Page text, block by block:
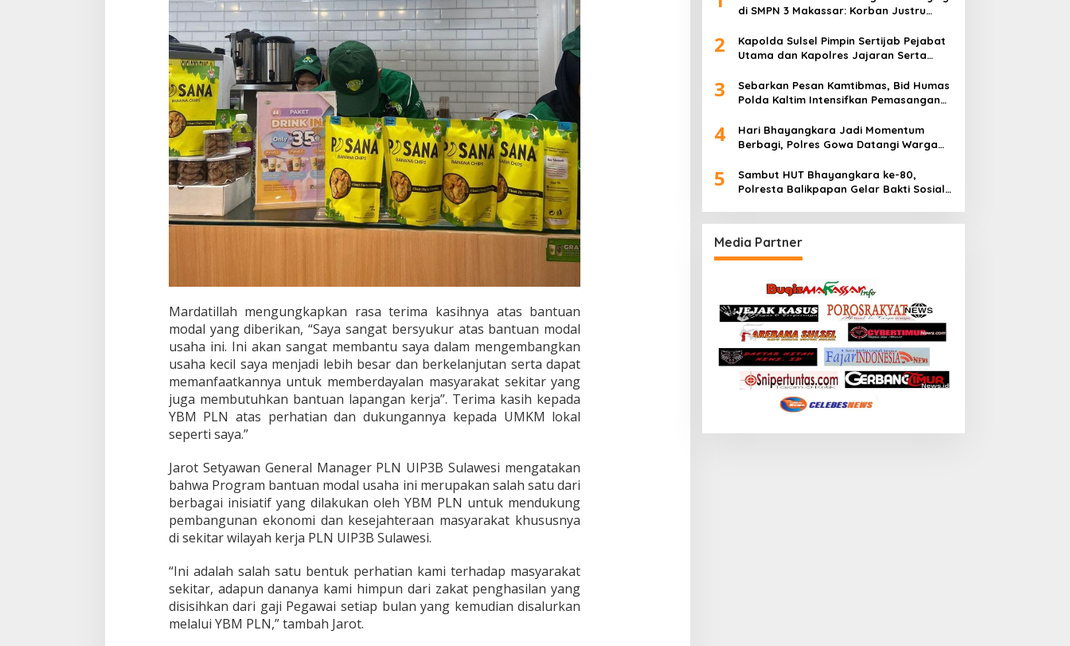
Mardatillah mengungkapkan rasa terima kasihnya atas bantuan
modal yang diberikan, “Saya sangat bersyukur atas bantuan modal
usaha ini. Ini akan sangat membantu saya dalam mengembangkan
usaha kecil saya menjadi lebih besar dan berkelanjutan serta dapat
memanfaatkannya untuk memberdayalan masyarakat sekitar yang
juga membutuhkan bantuan lapangan kerja”. Terima kasih kepada
YBM PLN atas perhatian dan dukungannya kepada UMKM lokal
seperti saya.”
Jarot Setyawan General Manager PLN UIP3B Sulawesi mengatakan
bahwa Program bantuan modal usaha ini merupakan salah satu dari
berbagai inisiatif yang dilakukan oleh YBM PLN untuk mendukung
pembangunan ekonomi dan kesejahteraan masyarakat khususnya
di sekitar wilayah kerja PLN UIP3B Sulawesi.
“Ini adalah salah satu bentuk perhatian kami terhadap masyarakat
sekitar, adapun dananya kami himpun dari zakat penghasilan yang
disisihkan dari gaji Pegawai setiap bulan yang kemudian disalurkan
melalui YBM PLN,” tambah Jarot.
di SMPN 3 Makassar: Korban Justru
2
Kapolda Sulsel Pimpin Sertijab Pejabat
Utama dan Kapolres Jajaran Serta
3
Sebarkan Pesan Kamtibmas, Bid Humas
Polda Kaltim Intensifkan Pemasangan
4
Hari Bhayangkara Jadi Momentum
Berbagi, Polres Gowa Datangi Warga
5
Sambut HUT Bhayangkara ke-80,
Polresta Balikpapan Gelar Bakti Sosial
Media Partner